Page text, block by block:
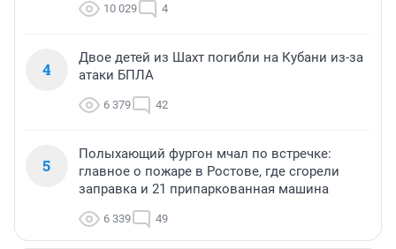
10 029 4
4
Двое детей из Шахт погибли на Кубани из-за
атаки БПЛА
6 379 42
5
Полыхающий фургон мчал по встречке:
главное о пожаре в Ростове, где сгорели
заправка и 21 припаркованная машина
6 339 49